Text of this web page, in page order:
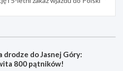
drodze do Jasnej Góry:
800 pątników!